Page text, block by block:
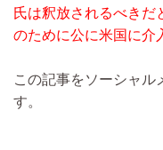
氏は釈放されるべきだ
のために公に米国に介
この記事をソーシャル
す。